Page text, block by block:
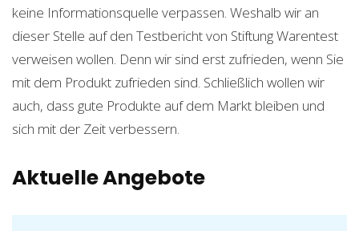
keine Informationsquelle verpassen. Weshalb wir an
dieser Stelle auf den Testbericht von Stiftung Warentest
verweisen wollen. Denn wir sind erst zufrieden, wenn Sie
mit dem Produkt zufrieden sind. Schließlich wollen wir
auch, dass gute Produkte auf dem Markt bleiben und
sich mit der Zeit verbessern.
Aktuelle Angebote